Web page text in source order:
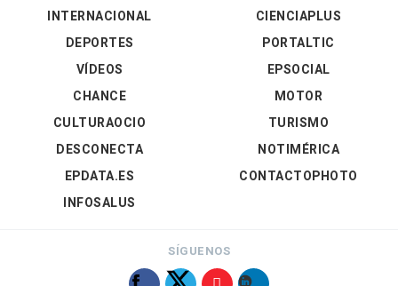
INTERNACIONAL
DEPORTES
VÍDEOS
CIENCIAPLUS
PORTALTIC
EPSOCIAL
CHANCE
CULTURAOCIO
DESCONECTA
EPDATA.ES
INFOSALUS
MOTOR
TURISMO
NOTIMÉRICA
CONTACTOPHOTO
SÍGUENOS